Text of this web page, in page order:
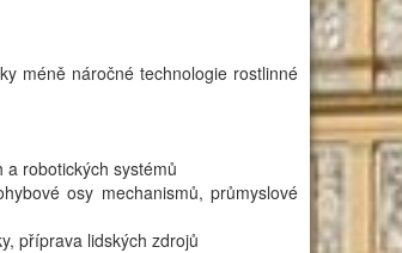
méně náročné technologie rostlinné
robotických systémů
osy mechanismů, průmyslové
příprava lidských zdrojů